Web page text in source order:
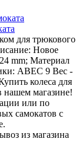
для трюкового
Новое
mm; Материал
ABEC 9 Вес -
колеса для
нашем магазине!
или по
самокатов с
из магазина